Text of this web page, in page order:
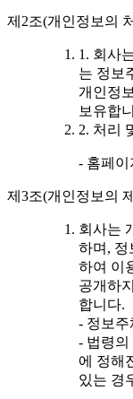
제2조(개인정보의
1. 회사
는 정보
개인정
보유합
2. 처리
- 홈페이
제3조(개인정보의
회사는
하며, 정
하여 이
공개하
합니다.
- 정보주
- 법령의
에 정해
있는 경